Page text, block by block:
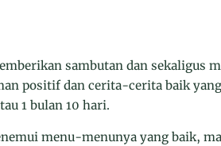
sambutan dan sekaligus
positif dan cerita-cerita baik
1 bulan 10 hari.
menu-menunya yang baik,